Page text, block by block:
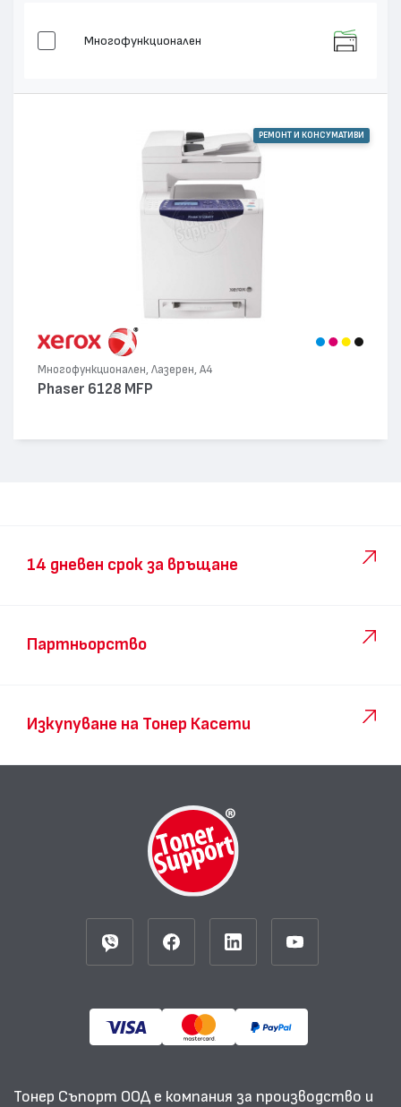
Многофункционален
РЕМОНТ И КОНСУМАТИВИ
Многофункционален, Лазерен, А4
Phaser 6128 MFP
14 дневен срок за връщане
Партньорство
Изкупуване на Тонер Касети
Тонер Съпорт ООД е компания за производство и